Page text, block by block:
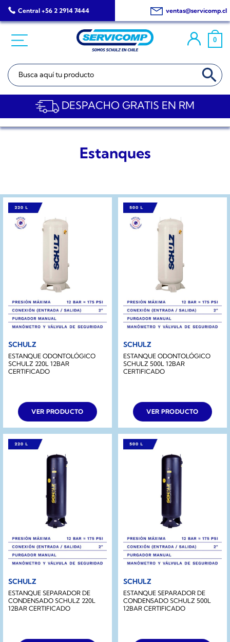
Saltar
al
Central +56 2 2914 7444 ventas@servicomp.cl
0
Buscar: BOTÓN DE
DESPACHO GRATIS EN RM
Estanques
SCHULZ
ESTANQUE ODONTOLÓGICO
SCHULZ 220L 12BAR
CERTIFICADO
VER PRODUCTO
SCHULZ
ESTANQUE ODONTOLÓGICO
SCHULZ 500L 12BAR
CERTIFICADO
VER PRODUCTO
SCHULZ
ESTANQUE SEPARADOR DE
CONDENSADO SCHULZ 220L
12BAR CERTIFICADO
SCHULZ
ESTANQUE SEPARADOR DE
CONDENSADO SCHULZ 500L
12BAR CERTIFICADO